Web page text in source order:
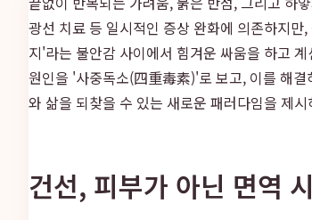
광선 치료 등 일시적인 증상 완화에 의존하지
지'라는 불안감 사이에서 힘겨운 싸움을 하고
원인을 '사중독소(四重毒素)'로 보고, 이를 해결
와 삶을 되찾을 수 있는 새로운 패러다임을 제
건선, 피부가 아닌 면역